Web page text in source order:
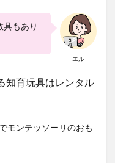
エル
具もあり
知育玩具はレンタル
モンテッソーリのおも